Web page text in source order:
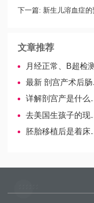
下一篇: 新生儿溶血症
文章推荐
月经正常、B超检测却没有卵泡？可以考虑下这些原因
最新 剖宫产术后肠粘连、患栓塞性疾病要当心！一文解读如何预防
详解剖宫产是什么，可不仅仅是把子宫切开那么简单！
去美国生孩子的现实生活
胚胎移植后是着床关键期，饮食、生活注意事项别忽视